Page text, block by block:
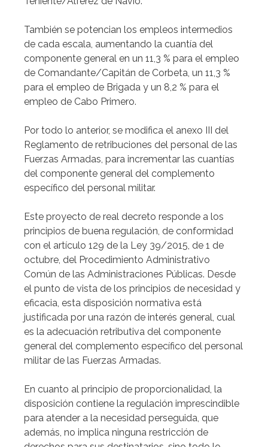
También se potencian los empleos intermedios
de cada escala, aumentando la cuantía del
componente general en un 11,3 % para el empleo
de Comandante/Capitán de Corbeta, un 11,3 %
para el empleo de Brigada y un 8,2 % para el
empleo de Cabo Primero.
Por todo lo anterior, se modifica el anexo III del
Reglamento de retribuciones del personal de las
Fuerzas Armadas, para incrementar las cuantías
del componente general del complemento
específico del personal militar.
Este proyecto de real decreto responde a los
principios de buena regulación, de conformidad
con el artículo 129 de la Ley 39/2015, de 1 de
octubre, del Procedimiento Administrativo
Común de las Administraciones Públicas. Desde
el punto de vista de los principios de necesidad y
eficacia, esta disposición normativa está
justificada por una razón de interés general, cual
es la adecuación retributiva del componente
general del complemento específico del personal
militar de las Fuerzas Armadas.
En cuanto al principio de proporcionalidad, la
disposición contiene la regulación imprescindible
para atender a la necesidad perseguida, que
además, no implica ninguna restricción de